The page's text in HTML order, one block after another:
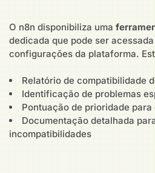
O n8n disponibiliza uma
dedicada que pode ser
configurações da plataforma.
Relatório de compatibilidade
Identificação de problemas
Pontuação de prioridade
Documentação detalhada
incompatibilidades